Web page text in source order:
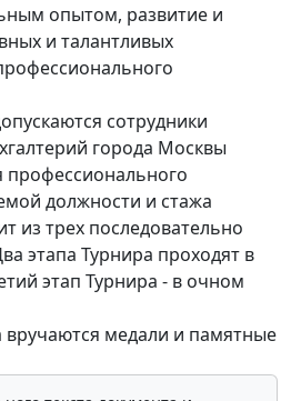
опытом, развитие и
и талантливых
сотрудники
города Москвы
профессионального
должности и стажа
из трех последовательно
этапа Турнира проходят в
этап Турнира - в очном
медали и памятные